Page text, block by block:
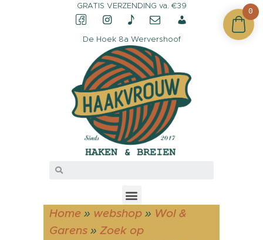
GRATIS VERZENDING va. €39
De Hoek 8a Wervershoof
Home » webshop » Wol &
Garens » Zoek op
CONTACT &
OPENINGSTIJDEN
OVER HAAKVROUW
MIJN ACCOUNT
0